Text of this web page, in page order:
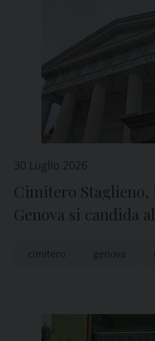
30 Luglio 2026
Cimitero Staglieno,
Genova si candida
cimitero genova